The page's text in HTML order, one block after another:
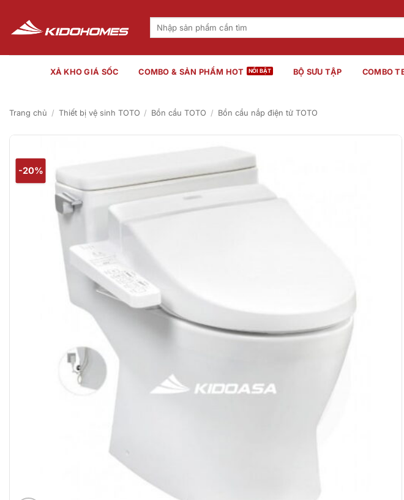
nội
dung
Tìm
XẢ KHO GIÁ SỐC COMBO & SẢN PHẨM HOT BỘ SƯU TẬP COMBO
Trang chủ / Thiết bị vệ sinh TOTO / Bồn cầu TOTO / Bồn cầu nắp điện tử TOTO
-20%